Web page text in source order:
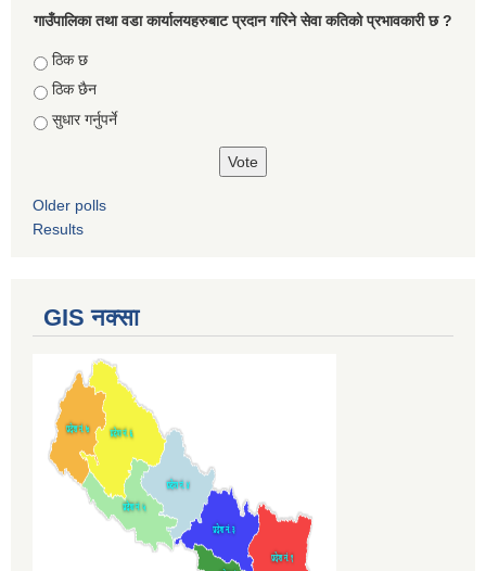
गाउँपालिका तथा वडा कार्यालयहरुबाट प्रदान गरिने सेवा कतिको प्रभावकारी छ ?
Choices
ठिक छ
ठिक छैन
सुधार गर्नुपर्ने
Older polls
Results
GIS नक्सा